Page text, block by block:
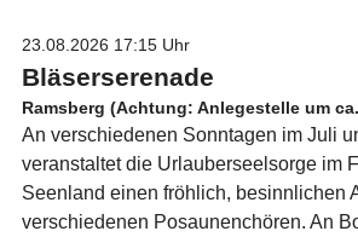
23.08.2026 17:15 Uhr
Bläserserenade
Ramsberg (Achtung: Anlegestelle um
An verschiedenen Sonntagen im Juli
veranstaltet die Urlauberseelsorge im
Seenland einen fröhlich, besinnlichen
verschiedenen Posaunenchören. An